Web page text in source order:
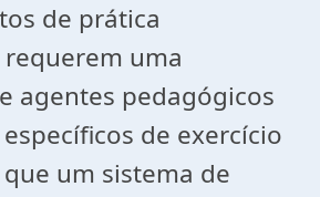
de prática
uma
agentes pedagógicos
de exercício
um sistema de